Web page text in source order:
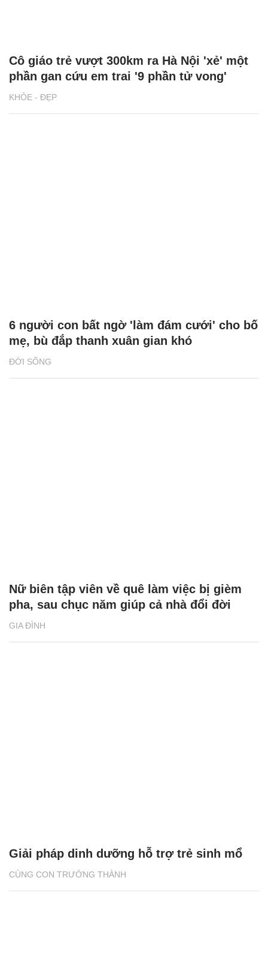
KHỎE - ĐẸP
Cô giáo trẻ vượt 300km ra Hà Nội 'xẻ' một
phần gan cứu em trai '9 phần tử vong'
ĐỜI SỐNG
6 người con bất ngờ 'làm đám cưới' cho bố
mẹ, bù đắp thanh xuân gian khó
GIA ĐÌNH
Nữ biên tập viên về quê làm việc bị gièm
pha, sau chục năm giúp cả nhà đổi đời
CÙNG CON TRƯỞNG THÀNH
Giải pháp dinh dưỡng hỗ trợ trẻ sinh mổ